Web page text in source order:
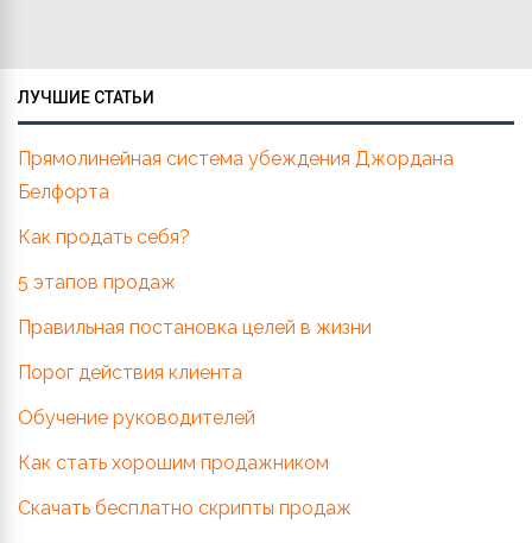
ЛУЧШИЕ СТАТЬИ
Прямолинейная система убеждения Джордана
Белфорта
Как продать себя?
5 этапов продаж
Правильная постановка целей в жизни
Порог действия клиента
Обучение руководителей
Как стать хорошим продажником
Скачать бесплатно скрипты продаж